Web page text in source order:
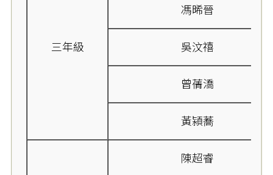
三年級
馮晞晉
吳汶禧
曾蒨𣾷
黃潁蕎
陳超睿